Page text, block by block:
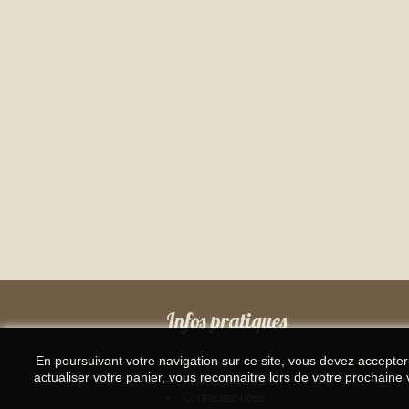
En poursuivant votre navigation sur ce site, vous devez
actualiser votre panier, vous reconnaitre lors de votre
Infos pratiques
Livraisons
Paiement sécurisé